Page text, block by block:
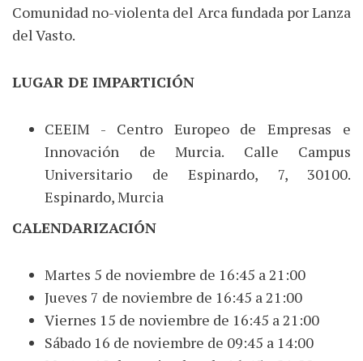
Comunidad no-violenta del Arca fundada por Lanza
del Vasto.
LUGAR DE IMPARTICIÓN
CEEIM - Centro Europeo de Empresas e
Innovación de Murcia. Calle Campus
Universitario de Espinardo, 7, 30100.
Espinardo, Murcia
CALENDARIZACIÓN
Martes 5 de noviembre de 16:45 a 21:00
Jueves 7 de noviembre de 16:45 a 21:00
Viernes 15 de noviembre de 16:45 a 21:00
Sábado 16 de noviembre de 09:45 a 14:00